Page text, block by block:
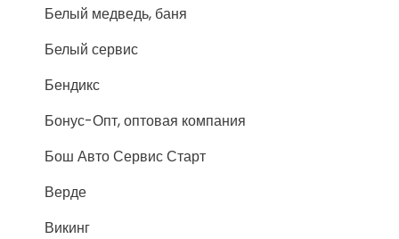
Белый медведь, баня
Белый сервис
Бендикс
Бонус-Опт, оптовая компания
Бош Авто Сервис Старт
Верде
Викинг